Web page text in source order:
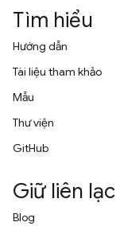
Tìm hiểu
Hướng dẫn
Tài liệu tham khảo
Mẫu
Thư viện
GitHub
Giữ liên lạc
Blog